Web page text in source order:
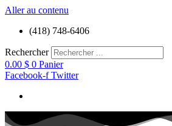
Aller au contenu
(418) 748-6406
Rechercher
0.00 $ 0 Panier
Facebook-f Twitter